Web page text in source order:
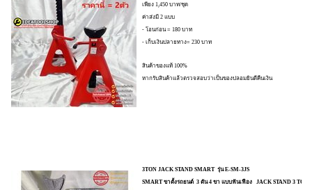
เพียง 1,450 บาท/ชุด
ค่าส่งมี 2 แบบ
- โอนก่อน = 180 บาท
- เก็บเงินปลายทาง= 230 บาท
สินค้าของแท้ 100%
หากรับสินค้าแล้วตรวจสอบว่าเป็นของปลอมยินดีคืนเงิน
3TON JACK STAND SMART รุ่น E-SM-3JS
SMART ขาตั้งรถยนต์ 3 ตัน 4 ขา แบบฟันเฟือง JACK STAND 3 TON